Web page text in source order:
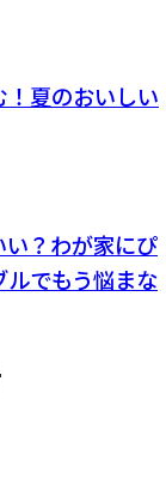
！夏のおいしい
い？わが家にぴ
ルでもう悩まな